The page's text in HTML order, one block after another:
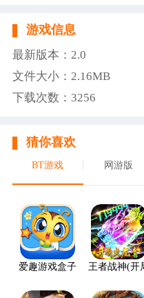
游戏信息
最新版本：2.0
文件大小：2.16MB
下载次数：3256
猜你喜欢
BT游戏 网游版
爱趣游戏盒子 王者战神(开